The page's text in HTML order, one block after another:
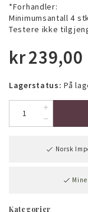
*Forhandler:
Minimumsantall 4
Testere ikke
kr239,00
Lagerstatus: På
Norsk
Kategorier